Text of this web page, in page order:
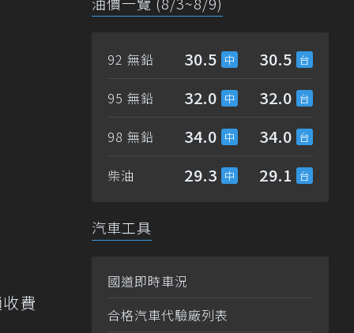
費
92 無鉛 30.5 30.5
95 無鉛 32.0 32.0
98 無鉛 34.0 34.0
柴油 29.3 29.1
汽車工具
國道即時車況
合格汽車代驗廠列表